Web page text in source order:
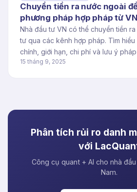
Chuyển tiền ra nước ngoài
phương pháp hợp pháp từ VN
Nhà đầu tư VN có thể chuyển tiền
tư qua các kênh hợp pháp. Tìm
chính, giới hạn, chi phí và lưu ý
15 tháng 9, 2025
Phân tích rủi ro danh
với
Công cụ quant + AI cho nhà
Nam.